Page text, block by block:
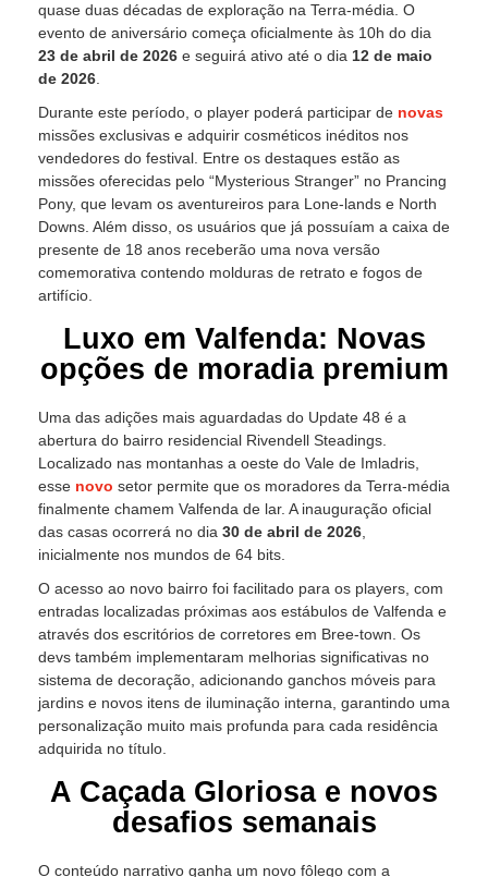
quase duas décadas de exploração na Terra-média. O
evento de aniversário começa oficialmente às 10h do dia
23 de abril de 2026 e seguirá ativo até o dia 12 de maio
de 2026
Durante este período, o player poderá participar de novas
missões exclusivas e adquirir cosméticos inéditos nos
vendedores do festival. Entre os destaques estão as
missões oferecidas pelo “Mysterious Stranger” no Prancing
Pony, que levam os aventureiros para Lone-lands e North
Downs. Além disso, os usuários que já possuíam a caixa de
presente de 18 anos receberão uma nova versão
comemorativa contendo molduras de retrato e fogos de
artifício.
Luxo em Valfenda: Novas
opções de moradia premium
Uma das adições mais aguardadas do Update 48 é a
abertura do bairro residencial Rivendell Steadings.
Localizado nas montanhas a oeste do Vale de Imladris,
esse novo setor permite que os moradores da Terra-média
finalmente chamem Valfenda de lar. A inauguração oficial
das casas ocorrerá no dia 30 de abril de 2026
inicialmente nos mundos de 64 bits.
O acesso ao novo bairro foi facilitado para os players, com
entradas localizadas próximas aos estábulos de Valfenda e
através dos escritórios de corretores em Bree-town. Os
devs também implementaram melhorias significativas no
sistema de decoração, adicionando ganchos móveis para
jardins e novos itens de iluminação interna, garantindo uma
personalização muito mais profunda para cada residência
adquirida no título.
A Caçada Gloriosa e novos
desafios semanais
O conteúdo narrativo ganha um novo fôlego com a